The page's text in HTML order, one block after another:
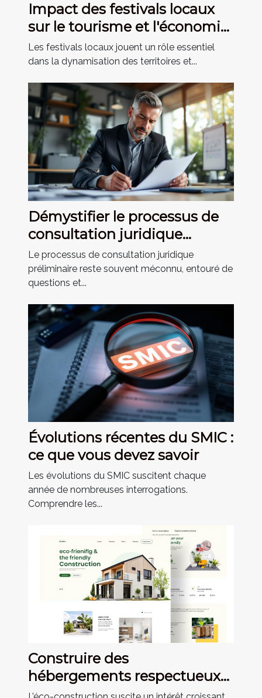
Impact des festivals locaux
sur le tourisme et l'économie
régionale
Les festivals locaux jouent un rôle essentiel
dans la dynamisation des territoires et...
Démystifier le processus de
consultation juridique
préliminaire
Le processus de consultation juridique
préliminaire reste souvent méconnu, entouré de
questions et...
Évolutions récentes du SMIC :
ce que vous devez savoir
Les évolutions du SMIC suscitent chaque
année de nombreuses interrogations.
Comprendre les...
Construire des
hébergements respectueux
de l'environnement :